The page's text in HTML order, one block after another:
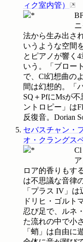
ィク室内管）
法から生み出さ
いうような空間
とピアノが響く
いう。「ブロー
で、Cl幻想曲の
間は幻想的。「
SQ＋PfにMsが
ントロピー」は
反復音。Dorian
セバスチャン・
オ・クラングス
Cl
ロア的香りもす
は不思議な音律
「プラス IV」
ドリヒ・ゴルト
忍び足で、ルネ
た流れの中で小
「蛸」は自由に